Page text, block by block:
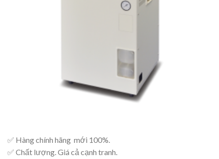
✅ Hàng chính hãng mới 100%.
✅ Chất lượng. Giá cả cạnh tranh.